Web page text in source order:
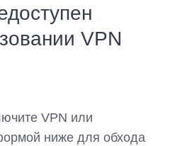
VPN
VPN или
ниже для обхода